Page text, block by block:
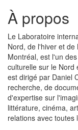
À propos
Le Laboratoire
Nord, de l'hiver et
Montréal, est l'un
culturelle sur le Nord
est dirigé par Daniel
recherche, de
d'expertise sur
littérature, cinéma,
relations avec toutes